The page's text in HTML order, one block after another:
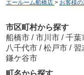
エールーム船橋店 > お客様
市区町村から探す
船橋市 / 市川市 / 千葉
八千代市 / 松戸市 / 習
鎌ケ谷市
町名から探す